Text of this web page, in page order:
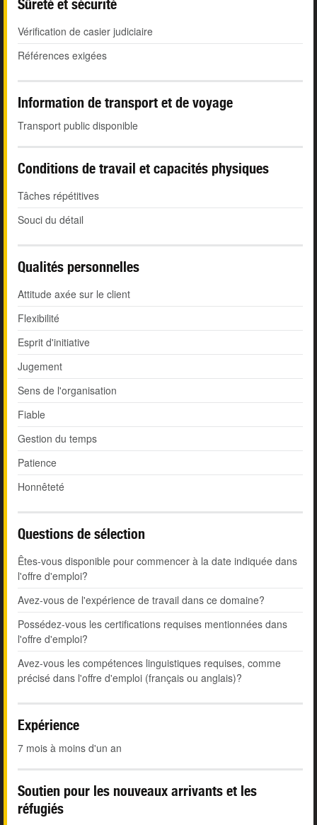
Sûreté et sécurité
Vérification de casier judiciaire
Références exigées
Information de transport et de voyage
Transport public disponible
Conditions de travail et capacités physiques
Tâches répétitives
Souci du détail
Qualités personnelles
Attitude axée sur le client
Flexibilité
Esprit d'initiative
Jugement
Sens de l'organisation
Fiable
Gestion du temps
Patience
Honnêteté
Questions de sélection
Êtes-vous disponible pour commencer à la date indiquée dans
l'offre d'emploi?
Avez-vous de l'expérience de travail dans ce domaine?
Possédez-vous les certifications requises mentionnées dans
l'offre d'emploi?
Avez-vous les compétences linguistiques requises, comme
précisé dans l'offre d'emploi (français ou anglais)?
Expérience
7 mois à moins d'un an
Soutien pour les nouveaux arrivants et les
réfugiés